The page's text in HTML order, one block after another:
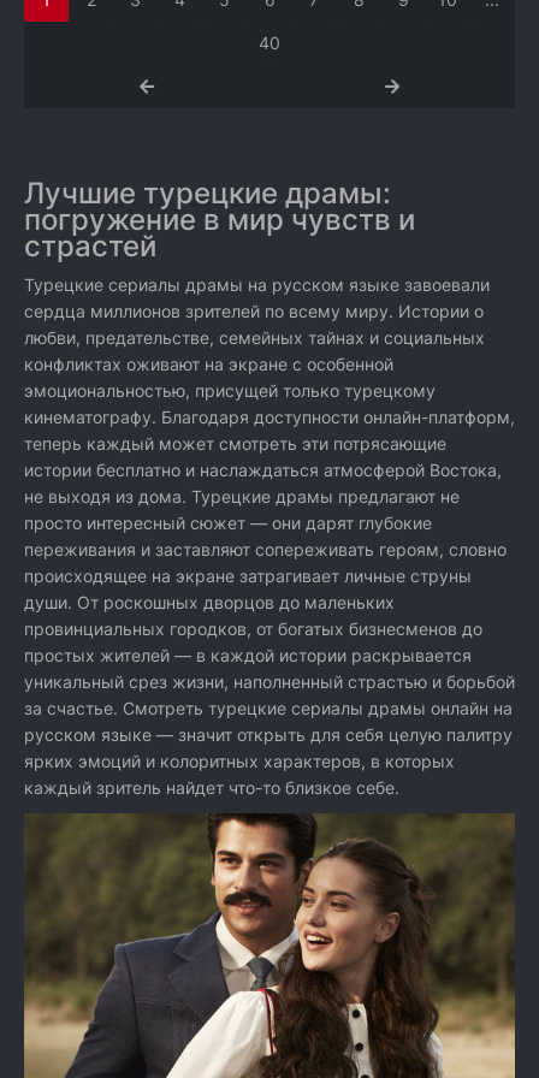
40
Лучшие турецкие драмы:
погружение в мир чувств и
страстей
Турецкие сериалы драмы на русском языке завоевали
сердца миллионов зрителей по всему миру. Истории о
любви, предательстве, семейных тайнах и социальных
конфликтах оживают на экране с особенной
эмоциональностью, присущей только турецкому
кинематографу. Благодаря доступности онлайн-платформ,
теперь каждый может смотреть эти потрясающие
истории бесплатно и наслаждаться атмосферой Востока,
не выходя из дома. Турецкие драмы предлагают не
просто интересный сюжет — они дарят глубокие
переживания и заставляют сопереживать героям, словно
происходящее на экране затрагивает личные струны
души. От роскошных дворцов до маленьких
провинциальных городков, от богатых бизнесменов до
простых жителей — в каждой истории раскрывается
уникальный срез жизни, наполненный страстью и борьбой
за счастье. Смотреть турецкие сериалы драмы онлайн на
русском языке — значит открыть для себя целую палитру
ярких эмоций и колоритных характеров, в которых
каждый зритель найдет что-то близкое себе.